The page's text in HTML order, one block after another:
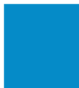
Перейти